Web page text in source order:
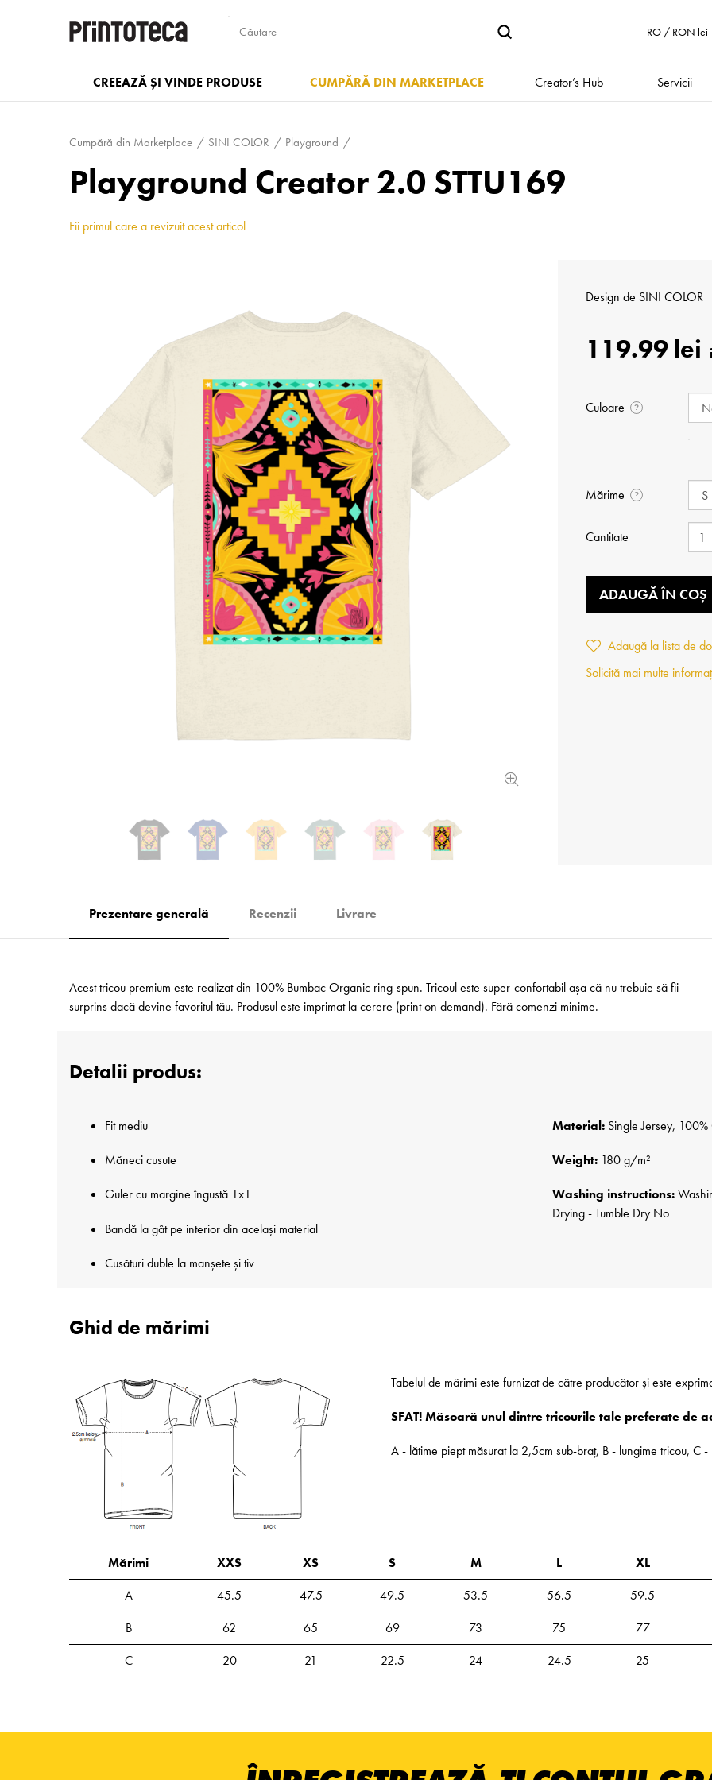
RO / RON lei
CREEAZĂ ȘI VINDE PRODUSE CUMPĂRĂ DIN MARKETPLACE Creator’s Hub Servicii
Cumpără din Marketplace SINI COLOR Playground
Playground Creator 2.0 STTU169
Fii primul care a revizuit acest articol
Design de SINI COLOR
119.99 lei
Culoare ?
Mărime ?
Cantitate
ADAUGĂ ÎN COȘ
Adaugă la lista de
Solicită mai multe
Prezentare generală Recenzii Livrare
Acest tricou premium este realizat din 100% Bumbac Organic ring-spun. Tricoul este super-confortabil așa că nu trebuie să fii
surprins dacă devine favoritul tău. Produsul este imprimat la cerere (print on demand). Fără comenzi minime.
Detalii produs:
Fit mediu
Măneci cusute
Guler cu margine îngustă 1x1
Bandă la gât pe interior din același material
Cusături duble la manșete și tiv
Material:Single Jersey, 100%
Weight:180 g/m²
Washing instructions:
Drying - Tumble Dry No
Ghid de mărimi
Tabelul de mărimi este furnizat de către producător și este
SFAT! Măsoară unul dintre tricourile tale preferate de
A - lătime piept măsurat la 2,5cm sub-braț, B - lungime tricou, C
Mărimi XXS XS S M L XL
A
45.5 47.5 49.5 53.5 56.5 59.5
B
62 65 69 73 75 77
C
20 21 22.5 24 24.5 25